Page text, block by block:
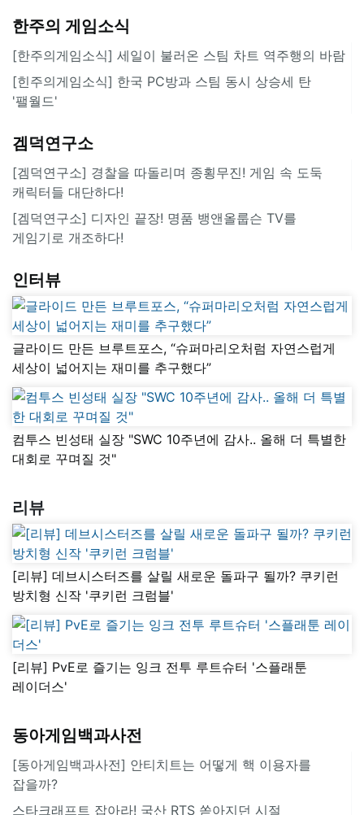
한주의 게임소식
[한주의게임소식] 세일이 불러온 스팀 차트 역주행의 바람
[힌주의게임소식] 한국 PC방과 스팀 동시 상승세 탄
'팰월드'
겜덕연구소
[겜덕연구소] 경찰을 따돌리며 종횡무진! 게임 속 도둑
캐릭터들 대단하다!
[겜덕연구소] 디자인 끝장! 명품 뱅앤올룹슨 TV를
게임기로 개조하다!
인터뷰
글라이드 만든 브루트포스, “슈퍼마리오처럼 자연스럽게
세상이 넓어지는 재미를 추구했다”
컴투스 빈성태 실장 "SWC 10주년에 감사.. 올해 더 특별한
대회로 꾸며질 것"
리뷰
[리뷰] 데브시스터즈를 살릴 새로운 돌파구 될까? 쿠키런
방치형 신작 '쿠키런 크럼블'
[리뷰] PvE로 즐기는 잉크 전투 루트슈터 '스플래툰
레이더스'
동아게임백과사전
[동아게임백과사전] 안티치트는 어떻게 핵 이용자를
잡을까?
스타크래프트 잡아라! 국산 RTS 쏟아지던 시절